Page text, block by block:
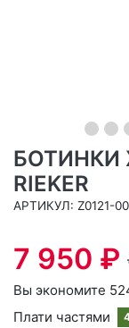
БОТИНКИ
RIEKER
АРТИКУЛ: Z0121-00
7 950 ₽
Вы экономите
Плати частями